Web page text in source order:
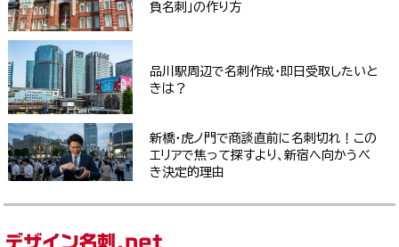
負名刺」の作り方
品川駅周辺で名刺作成・即日受取したいと
きは？
新橋・虎ノ門で商談直前に名刺切れ！この
エリアで焦って探すより、新宿へ向かうべ
き決定的理由